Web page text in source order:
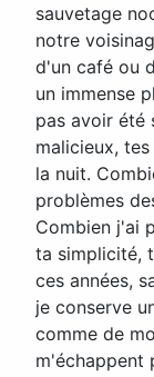
sauvetage
notre
d'un café ou
un immense
pas avoir été
malicieux,
la nuit.
problèmes
Combien j'ai
ta simplicité,
ces années,
je conserve
comme de
m'échappent